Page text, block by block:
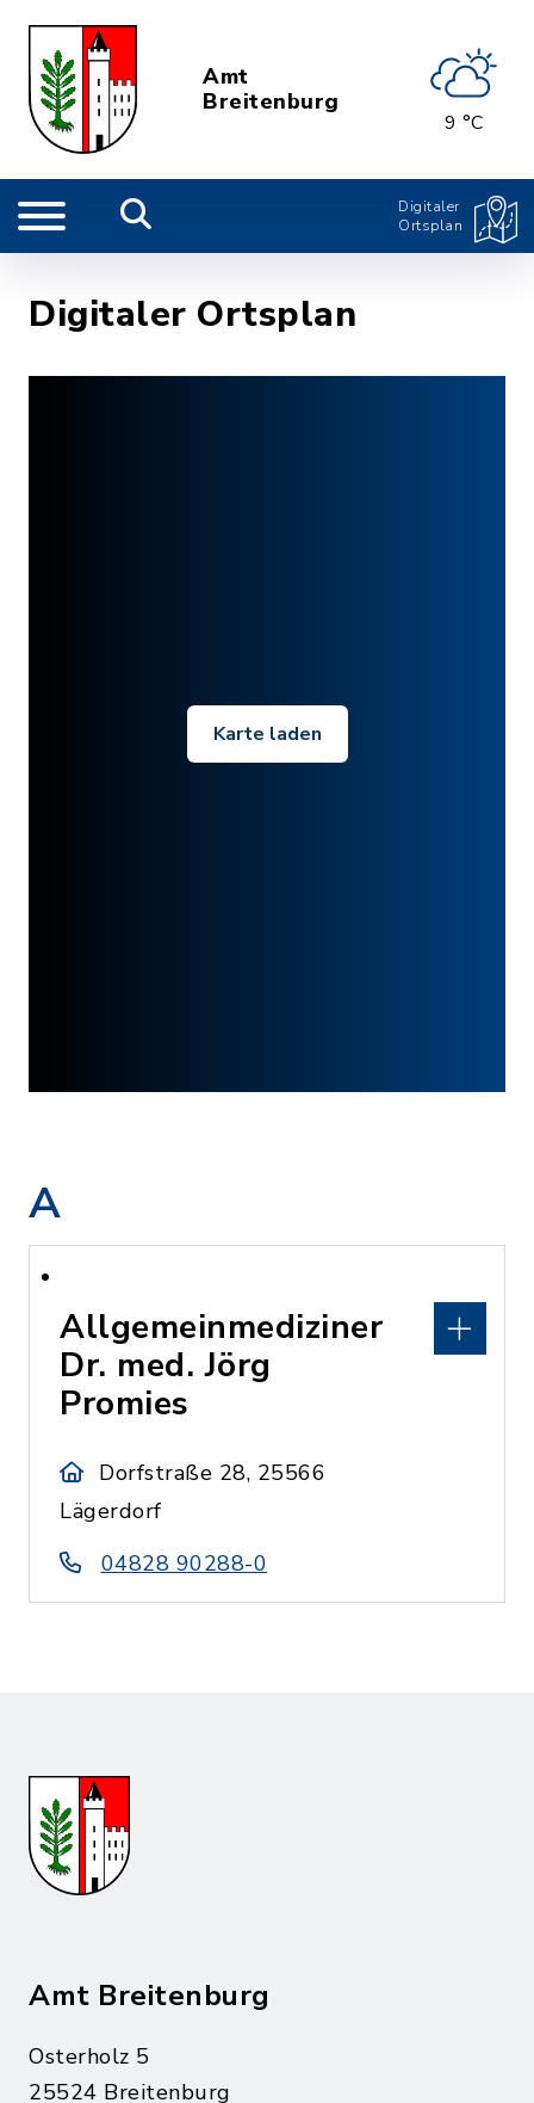
Amt
Breitenburg
9 °C
Digitaler
Ortsplan
Digitaler Ortsplan
Karte laden
A
Allgemeinmediziner
Dr. med. Jörg
Promies
Dorfstraße 28, 25566
Lägerdorf
04828 90288-0
Amt Breitenburg
Osterholz 5
25524 Breitenburg